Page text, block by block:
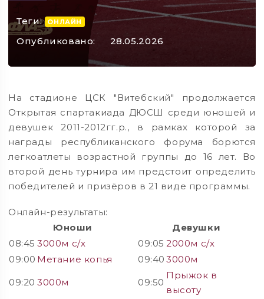
Теги: ОНЛАЙН
Опубликовано: 28.05.2026
На стадионе ЦСК "Витебский" продолжается
Открытая спартакиада ДЮСШ среди юношей и
девушек 2011-2012гг.р., в рамках которой за
награды республиканского форума борются
легкоатлеты возрастной группы до 16 лет. Во
второй день турнира им предстоит определить
победителей и призёров в 21 виде программы.
Онлайн-результаты:
Юноши
Девушки
08:45 3000м с/х 09:05 2000м с/х
09:00 Метание копья 09:40 3000м
09:20 3000м 09:50
Прыжок в
высоту